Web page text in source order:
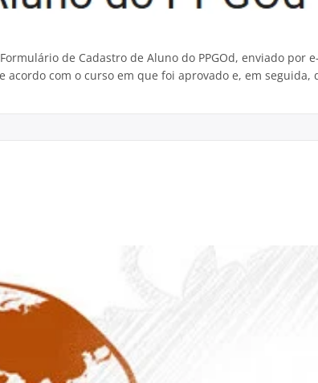
de Cadastro de Aluno do PPGOd, enviado por
com o curso em que foi aprovado e, em seguida,